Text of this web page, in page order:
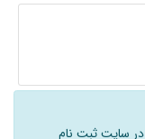
در سایت ثبت نام